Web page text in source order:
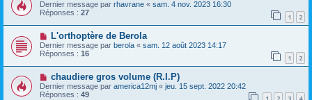
Dernier message par rhavrane « sam. 4 nov. 2023 16:30
Réponses : 27 1 2
L'orthoptère de Berola
Dernier message par berola « sam. 12 août 2023 14:17
Réponses : 16 1 2
chaudiere gros volume (R.I.P)
Dernier message par america12mj « jeu. 15 sept. 2022 20:42
Réponses : 49